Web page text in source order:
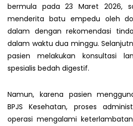
bermula pada 23 Maret 2026,
menderita batu empedu oleh
dalam dengan rekomendasi
dalam waktu dua minggu.
pasien melakukan konsultasi
spesialis bedah digestif.
Namun, karena pasien
BPJS Kesehatan, proses
operasi mengalami